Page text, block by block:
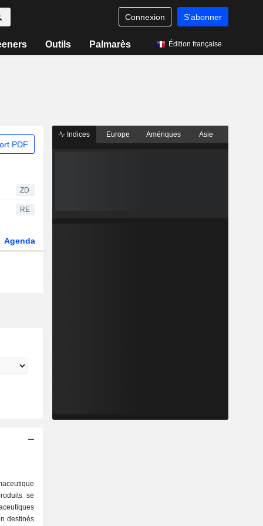
Connexion S'abonner
Outils Palmarès Édition française
PDF
ZD
RE
Agenda
se
destinés
Indices Europe Amériques Asie